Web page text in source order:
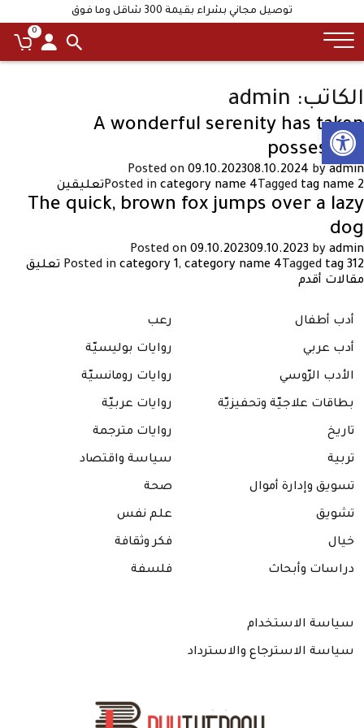
Open toolbar
توصيل مجاني بشراء بقيمة 300 شاقل وما فوق
0
الكاتب: admin
A wonderful serenity has taken
possession
Posted on 09.10.202308.10.2024 by admin
Posted in category name 4 Tagged tag name 2 تعليقينعلى
A
taken
The quick, brown fox jumps over a lazy
dog
Posted on 09.10.202309.10.2023 by admin
Posted in category 1, category name 4 Tagged tag 312 تعليق
على
تصفّح
المقالات
مقالات أقدم
أدب أطفال
أدب عربي
الأدب الرّوسي
بطاقات علاجيّة وتحفيزيّة
تاريخ
تربية
تسويق وإدارة أموال
تشويق
خيال
دراسات وأبحاث
رعب
روايات بوليسيّة
روايات رومانسيّة
روايات عربيّة
روايات مترجمة
سياسة واقتصاد
صحة
علم نفس
فكر وثقافة
فلسفة
سياسة الاستخدام
سياسة الاسترجاع والاسترداد